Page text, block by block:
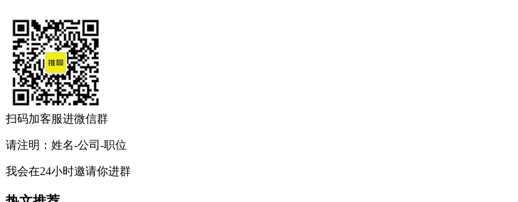
扫码加客服进微信群
请注明：姓名-公司-职位
我会在24小时邀请你进群